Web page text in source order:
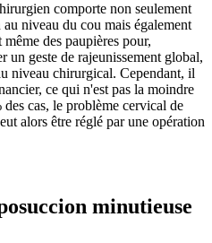
comporte non seulement
niveau du cou mais également
même des paupières pour,
un geste de rajeunissement global,
niveau chirurgical. Cependant, il
ce qui n'est pas la moindre
cas, le problème cervical de
alors être réglé par une opération
minutieuse